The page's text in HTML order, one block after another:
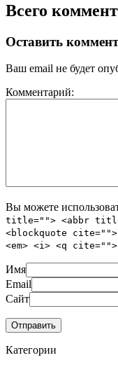
Всего
Оставить
Ваш email не будет
Комментарий:
Вы можете
title=""> <abbr
<blockquote
<em> <i> <q
Имя
Email
Сайт
Категории